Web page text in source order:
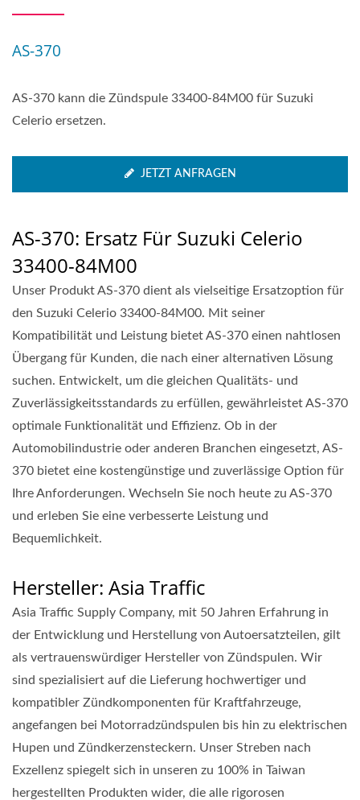
AS-370
AS-370 kann die Zündspule 33400-84M00 für Suzuki
Celerio ersetzen.
JETZT ANFRAGEN
AS-370: Ersatz Für Suzuki Celerio
33400-84M00
Unser Produkt AS-370 dient als vielseitige Ersatzoption für
den Suzuki Celerio 33400-84M00. Mit seiner
Kompatibilität und Leistung bietet AS-370 einen nahtlosen
Übergang für Kunden, die nach einer alternativen Lösung
suchen. Entwickelt, um die gleichen Qualitäts- und
Zuverlässigkeitsstandards zu erfüllen, gewährleistet AS-370
optimale Funktionalität und Effizienz. Ob in der
Automobilindustrie oder anderen Branchen eingesetzt, AS-
370 bietet eine kostengünstige und zuverlässige Option für
Ihre Anforderungen. Wechseln Sie noch heute zu AS-370
und erleben Sie eine verbesserte Leistung und
Bequemlichkeit.
Hersteller: Asia Traffic
Asia Traffic Supply Company, mit 50 Jahren Erfahrung in
der Entwicklung und Herstellung von Autoersatzteilen, gilt
als vertrauenswürdiger Hersteller von Zündspulen. Wir
sind spezialisiert auf die Lieferung hochwertiger und
kompatibler Zündkomponenten für Kraftfahrzeuge,
angefangen bei Motorradzündspulen bis hin zu elektrischen
Hupen und Zündkerzensteckern. Unser Streben nach
Exzellenz spiegelt sich in unseren zu 100% in Taiwan
hergestellten Produkten wider, die alle rigorosen